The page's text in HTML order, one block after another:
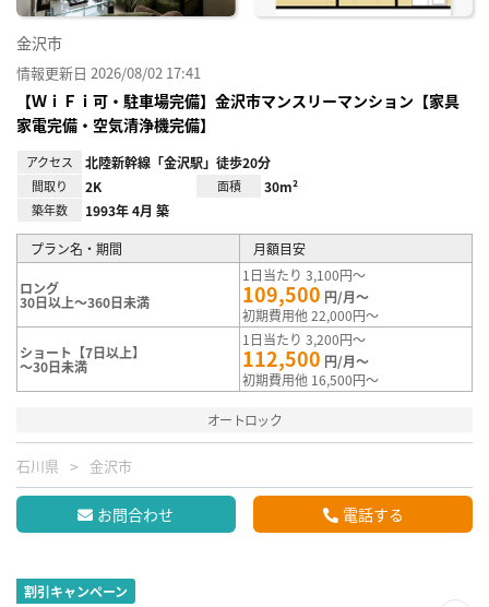
金沢市
情報更新日 2026/08/02 17:41
【ＷｉＦｉ可・駐車場完備】金沢市マンスリーマンション【家具
家電完備・空気清浄機完備】
アクセス 北陸新幹線「金沢駅」徒歩20分
間取り 2K 面積 30m²
築年数 1993年 4月 築
プラン名・期間 月額目安
ロング
30日以上～360日未満
1日当たり 3,100円～
109,500 円/月～
初期費用他 22,000円～
ショート【7日以上】
～30日未満
1日当たり 3,200円～
112,500 円/月～
初期費用他 16,500円～
オートロック
石川県 金沢市
お問合わせ 電話する
割引キャンペーン